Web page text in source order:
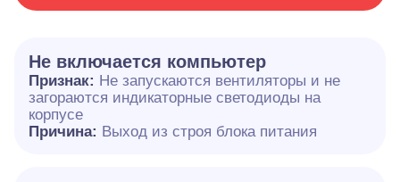
Не включается компьютер
Признак: Не запускаются вентиляторы и не
загораются индикаторные светодиоды на
корпусе
Причина: Выход из строя блока питания